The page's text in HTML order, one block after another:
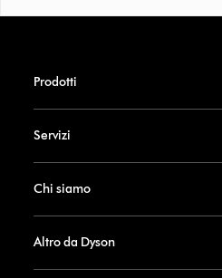
Prodotti
Servizi
Chi siamo
Altro da Dyson